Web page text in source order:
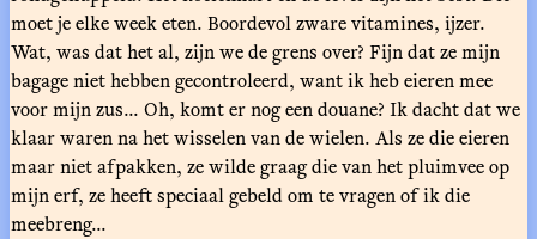
moet je elke week eten. Boordevol zware vitamines, ijzer.
Wat, was dat het al, zijn we de grens over? Fijn dat ze mijn
bagage niet hebben gecontroleerd, want ik heb eieren mee
voor mijn zus... Oh, komt er nog een douane? Ik dacht dat we
klaar waren na het wisselen van de wielen. Als ze die eieren
maar niet afpakken, ze wilde graag die van het pluimvee op
mijn erf, ze heeft speciaal gebeld om te vragen of ik die
meebreng...